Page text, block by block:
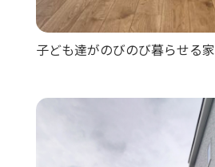
子ども達がのびのび暮らせる家